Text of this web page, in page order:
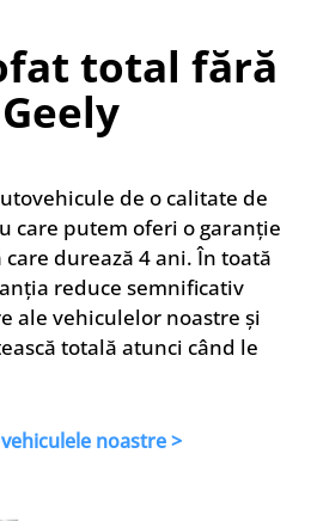
total fără
de o calitate de
care putem oferi o garanție
durează 4 ani. În toată
reduce semnificativ
ale vehiculelor noastre și
totală atunci când le
noastre >